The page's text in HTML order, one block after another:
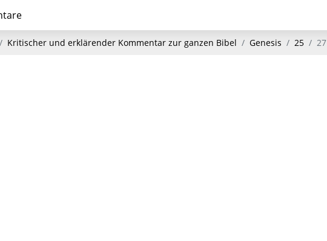
Kritischer und erklärender Kommentar zur ganzen Bibel Genesis 25 27